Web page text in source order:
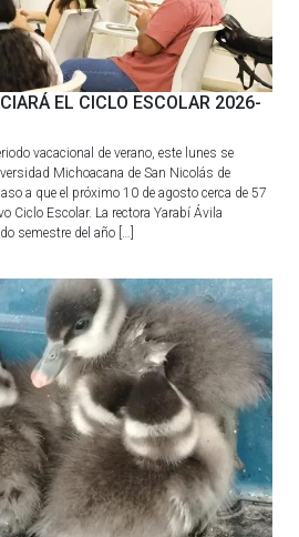
EL CICLO ESCOLAR 2026-
vacacional de verano, este lunes se
Michoacana de San Nicolás de
a que el próximo 10 de agosto cerca de 57
Ciclo Escolar. La rectora Yarabí Ávila
semestre del año […]